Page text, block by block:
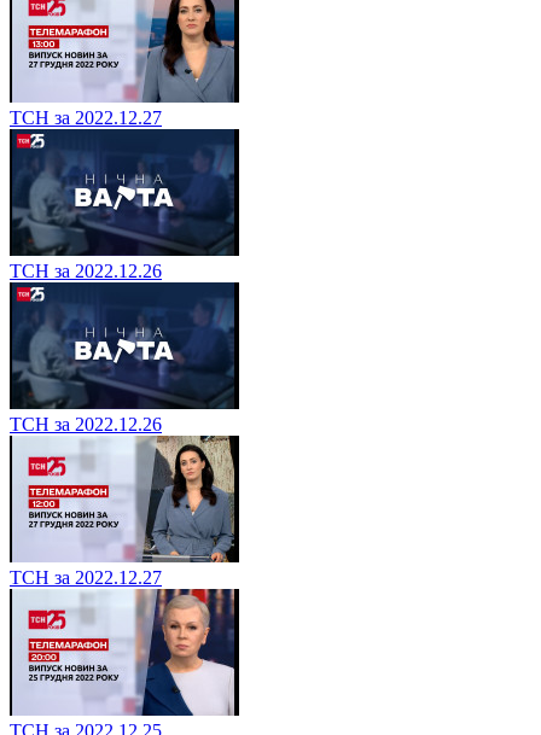
ТСН за 2022.12.27
ТСН за 2022.12.26
ТСН за 2022.12.26
ТСН за 2022.12.27
ТСН за 2022.12.25